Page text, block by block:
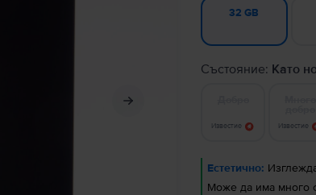
32 GB
Състояние: Като
Известие Известие
Естетично:
Може да има много